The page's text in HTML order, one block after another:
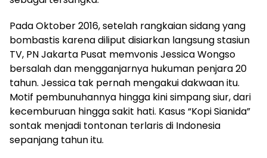
Pada Oktober 2016, setelah rangkaian sidang yang
bombastis karena diliput disiarkan langsung stasiun
TV, PN Jakarta Pusat memvonis Jessica Wongso
bersalah dan mengganjarnya hukuman penjara 20
tahun. Jessica tak pernah mengakui dakwaan itu.
Motif pembunuhannya hingga kini simpang siur, dari
kecemburuan hingga sakit hati. Kasus “Kopi Sianida”
sontak menjadi tontonan terlaris di Indonesia
sepanjang tahun itu.